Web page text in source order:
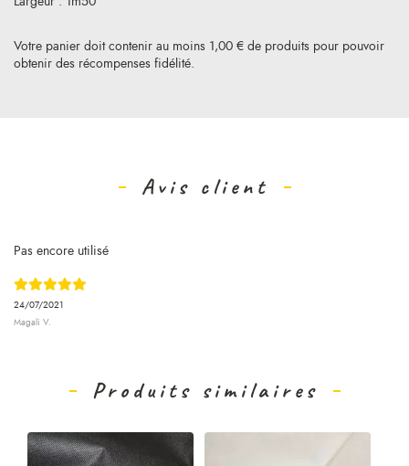
Votre panier doit contenir au moins 1,00 € de produits pour pouvoir
obtenir des récompenses fidélité.
Avis client
24/07/2021
Magali V.
Pas encore utilisé
Produits similaires